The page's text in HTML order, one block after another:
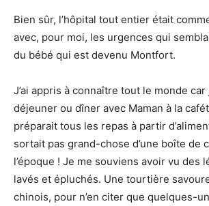
Bien sûr, l’hôpital tout entier était
avec, pour moi, les urgences qui
du bébé qui est devenu Montfort.
J’ai appris à connaître tout le monde car
déjeuner ou dîner avec Maman à la
préparait tous les repas à partir
sortait pas grand-chose d’une boîte de
l’époque ! Je me souviens avoir vu des
lavés et épluchés. Une tourtière
chinois, pour n’en citer que quelques-